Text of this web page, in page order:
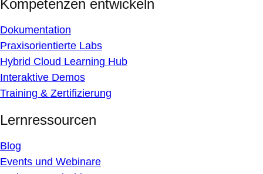
Kompetenzen entwickeln
Dokumentation
Praxisorientierte Labs
Hybrid Cloud Learning Hub
Interaktive Demos
Training & Zertifizierung
Lernressourcen
Blog
Events und Webinare